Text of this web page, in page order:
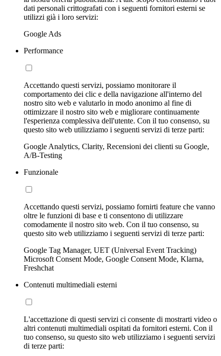
dati personali crittografati con i seguenti fornitori esterni se
utilizzi già i loro servizi:
Google Ads
Performance
Accettando questi servizi, possiamo monitorare il
comportamento dei clic e della navigazione all'interno del
nostro sito web e valutarlo in modo anonimo al fine di
ottimizzare il nostro sito web e migliorare continuamente
l'esperienza complessiva dell'utente. Con il tuo consenso, su
questo sito web utilizziamo i seguenti servizi di terze parti:
Google Analytics, Clarity, Recensioni dei clienti su Google,
A/B-Testing
Funzionale
Accettando questi servizi, possiamo fornirti feature che vanno
oltre le funzioni di base e ti consentono di utilizzare
comodamente il nostro sito web. Con il tuo consenso, su
questo sito web utilizziamo i seguenti servizi di terze parti:
Google Tag Manager, UET (Universal Event Tracking)
Microsoft Consent Mode, Google Consent Mode, Klarna,
Freshchat
Contenuti multimediali esterni
L'accettazione di questi servizi ci consente di mostrarti video o
altri contenuti multimediali ospitati da fornitori esterni. Con il
tuo consenso, su questo sito web utilizziamo i seguenti servizi
di terze parti: